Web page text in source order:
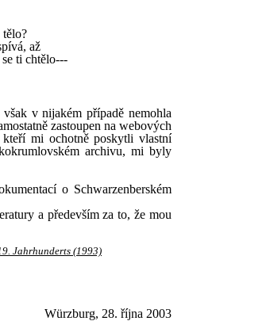
až
ti chtělo---
v nijakém případě nemohla
zastoupen na webových
mi ochotně poskytli vlastní
archivu, mi byly
o Schwarzenberském
a především za to, že mou
Jahrhunderts (1993)
Würzburg, 28. října 2003